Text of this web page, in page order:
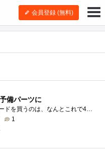
会員登録 (無料)
備パーツに
私がこのマザーボードを買うのは、なんとこれで4回目です。 10年以上前から、このマザーボードにCorei7-3770とearthsoftPT3を組み合わせた録�...
1